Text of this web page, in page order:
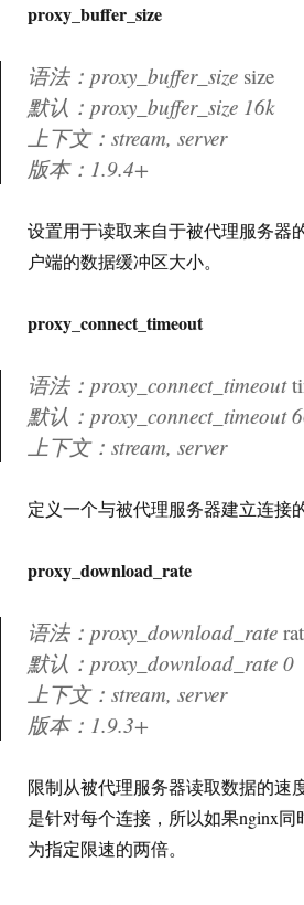
proxy_buffer_size
语法：proxy_buffer_size size
默认：proxy_buffer_size 16k
上下文：stream, server
版本： 1.9.4+
设置用于读取来自于被代理服务器
户端的数据缓冲区大小。
proxy_connect_timeout
语法：proxy_connect_timeout
默认：proxy_connect_timeout
上下文：stream, server
定义一个与被代理服务器建立连接
proxy_download_rate
语法：proxy_download_rate
默认：proxy_download_rate 0
上下文：stream, server
版本： 1.9.3+
限制从被代理服务器读取数据的速
是针对每个连接，所以如果nginx
为指定限速的两倍。